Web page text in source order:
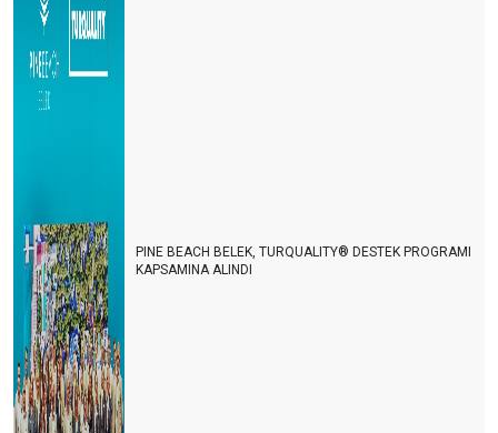
KATILIM BANKALARININ ROLÜ
TURİZMDE GONG SESİ
PINE BEACH BELEK, TURQUALITY® DESTEK PROGRAMI
KAPSAMINA ALINDI